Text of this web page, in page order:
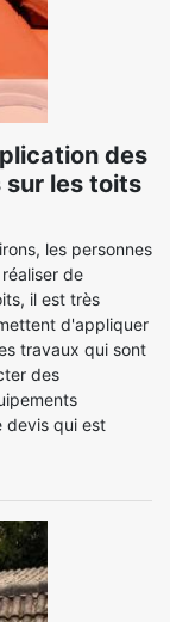
des
sur les toits
les personnes
de
il est très
d'appliquer
travaux qui sont
des
devis qui est